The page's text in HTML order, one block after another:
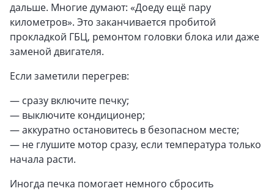
дальше. Многие думают: «Доеду ещё пару
километров». Это заканчивается пробитой
прокладкой ГБЦ, ремонтом головки блока или даже
заменой двигателя.
Если заметили перегрев:
— сразу включите печку;
— выключите кондиционер;
— аккуратно остановитесь в безопасном месте;
— не глушите мотор сразу, если температура только
начала расти.
Иногда печка помогает немного сбросить